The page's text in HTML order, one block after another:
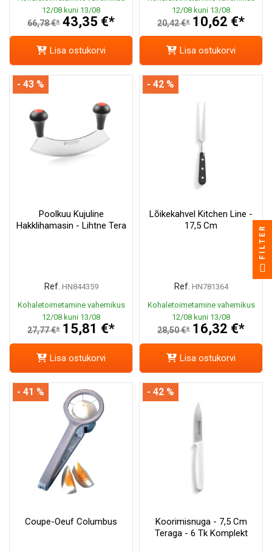
12/08 kuni 13/08
66,78 €* 43,35 €*
Lisa ostukorvi
12/08 kuni 13/08
20,42 €* 10,62 €*
Lisa ostukorvi
Poolkuu Kujuline
Hakklihamasin - Lihtne Tera
Ref. HN844359
Kohaletoimetamine vahemikus
12/08 kuni 13/08
27,77 €* 15,81 €*
- 43 %
Lisa ostukorvi
Lõikekahvel Kitchen Line -
17,5 Cm
Ref. HN781364
Kohaletoimetamine vahemikus
12/08 kuni 13/08
28,50 €* 16,32 €*
- 42 %
Lisa ostukorvi
Coupe-Oeuf Columbus
- 41 %
Koorimisnuga - 7,5 Cm
Teraga - 6 Tk Komplekt
- 42 %
FILTER